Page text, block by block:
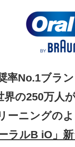
率No.1ブラ
界の250万人
ーニングの
ーラルB iO」